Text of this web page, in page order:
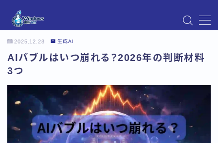
Instagram
Windows Updateの不具合・エラー対処法まとめ
【Windows11対応】
お問い合わせ
デモプリセット記事 Part07
トップページ
プライバシーポリシー
2025.12.28 生成AI
AIバブルはいつ崩れる？2026年の判断材料
3つ